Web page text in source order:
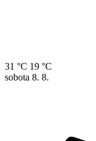
31 °C 19 °C
sobota 8. 8.